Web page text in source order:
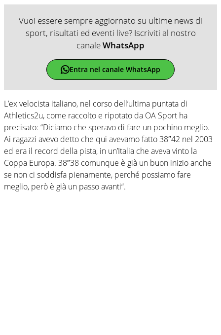
Vuoi essere sempre aggiornato su ultime news di
sport, risultati ed eventi live? Iscriviti al nostro
canaleWhatsApp
Entra nel canale WhatsApp
L’ex velocista italiano, nel corso dell’ultima puntata di
Athletics2u, come raccolto e ripotato da OA Sport ha
precisato: “Diciamo che speravo di fare un pochino meglio.
Ai ragazzi avevo detto che qui avevamo fatto 38″42 nel 2003
ed era il record della pista, in un’Italia che aveva vinto la
Coppa Europa. 38″38 comunque è già un buon inizio anche
se non ci soddisfa pienamente, perché possiamo fare
meglio, però è già un passo avanti“.